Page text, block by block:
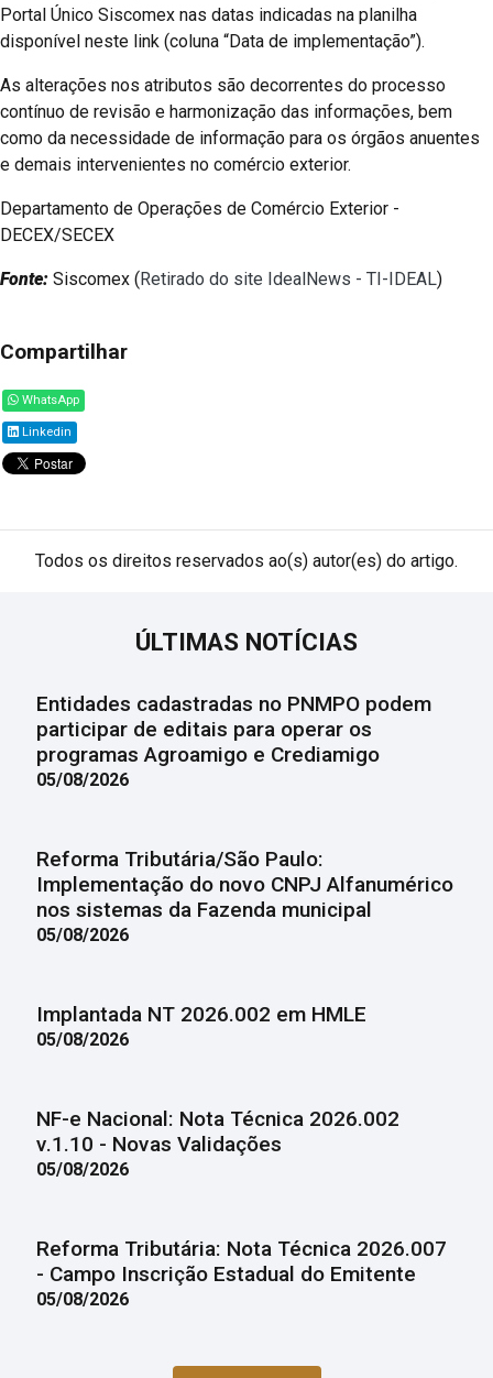
Portal Único Siscomex nas datas indicadas na planilha
disponível neste link (coluna “Data de implementação”).
As alterações nos atributos são decorrentes do processo
contínuo de revisão e harmonização das informações, bem
como da necessidade de informação para os órgãos anuentes
e demais intervenientes no comércio exterior.
Departamento de Operações de Comércio Exterior -
DECEX/SECEX
Fonte: Siscomex (Retirado do site IdealNews - TI-IDEAL)
Compartilhar
WhatsApp
Linkedin
Todos os direitos reservados ao(s) autor(es) do artigo.
ÚLTIMAS NOTÍCIAS
Entidades cadastradas no PNMPO podem
participar de editais para operar os
programas Agroamigo e Crediamigo
05/08/2026
Reforma Tributária/São Paulo:
Implementação do novo CNPJ Alfanumérico
nos sistemas da Fazenda municipal
05/08/2026
Implantada NT 2026.002 em HMLE
05/08/2026
NF-e Nacional: Nota Técnica 2026.002
v.1.10 - Novas Validações
05/08/2026
Reforma Tributária: Nota Técnica 2026.007
- Campo Inscrição Estadual do Emitente
05/08/2026